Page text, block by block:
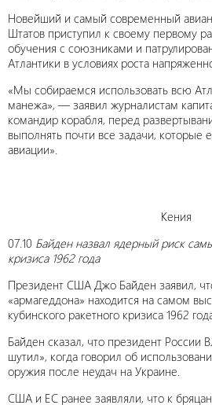
Новейший и самый современный
Штатов приступил к своему первому
обучения с союзниками и
Атлантики в условиях роста
«Мы собираемся использовать всю
манежа», — заявил журналистам
командир корабля, перед
выполнять почти все задачи, которые
авиации».
Кения
07.10 Байден назвал ядерный риск
кризиса 1962 года
Президент США Джо Байден заявил,
«армагеддона» находится на самом
кубинского ракетного кризиса 1962
Байден сказал, что президент России
шутил», когда говорил об
оружия после неудач на Украине.
США и ЕС ранее заявляли, что к